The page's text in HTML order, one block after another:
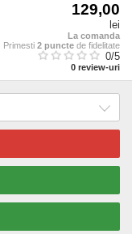
129,00
lei
La comanda
Primesti 2 puncte de fidelitate
0/5
0 review-uri